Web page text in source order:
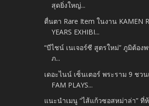
สุดยิ่งใหญ่...
ตื่นตา Rare Item ในงาน KAMEN
YEARS EXHIBI...
“บีไชน์ เนเจอร์ซี สูตรใหม่” ภูมิต้อง
ภ...
เดอะไนน์ เซ็นเตอร์ พระราม 9 ชว
FAM PLAYS...
แนะนำเมนู “ไส้แก้วซอสหม่าล่า” ที่